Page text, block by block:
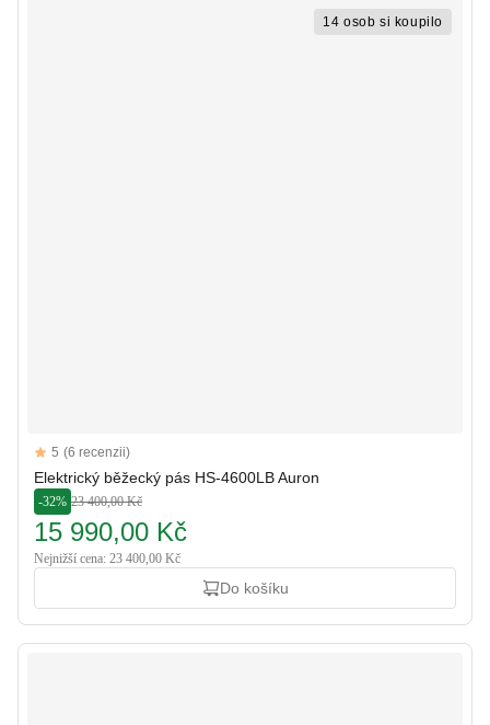
14 osob si koupilo
Reviews
5 out of 5 stars
5 (6 recenzii)
Elektrický běžecký pás HS-4600LB Auron
-32% 23 400,00 Kč
15 990,00 Kč
Nejnižší cena: 23 400,00 Kč
Do košíku